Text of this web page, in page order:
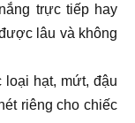
trực tiếp hay
lâu và không
loại hạt, mứt, đậu
riêng cho chiếc